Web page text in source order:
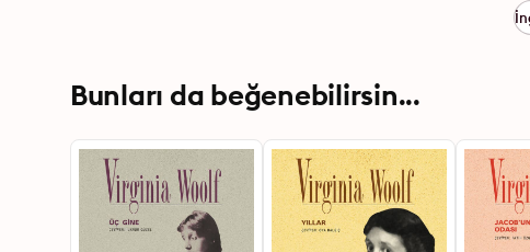
Bunları da beğenebilirsin...